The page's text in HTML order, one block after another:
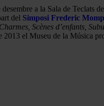
a la Sala de Teclats
del Simposi Frederic
Scènes d’enfants,
el Museu de la Música